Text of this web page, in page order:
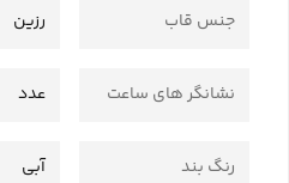
جنس قاب رزین
نشانگر های ساعت عدد
رنگ بند آبی